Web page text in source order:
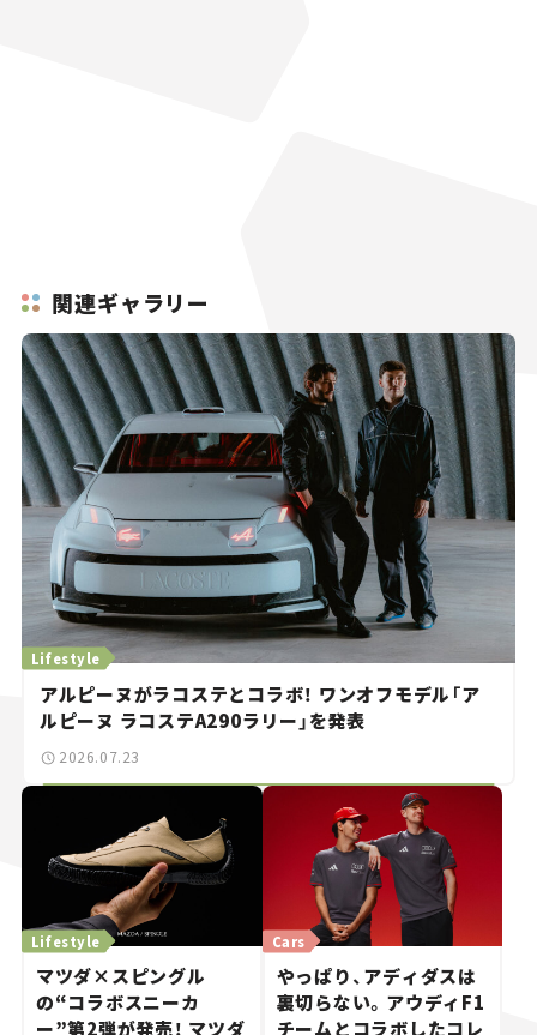
関連ギャラリー
Lifestyle
アルピーヌがラコステとコラボ！ ワンオフモデル「ア
ルピーヌ ラコステA290ラリー」を発表
2026.07.23
Lifestyle
マツダ×スピングル
の“コラボスニーカ
ー”第2弾が発売！ マツダ
Cars
やっぱり、アディダスは
裏切らない。アウディF1
チームとコラボしたコレ